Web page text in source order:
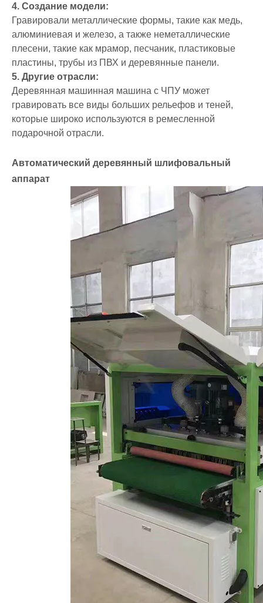
4. Создание модели:
Гравировали металлические формы, такие как медь,
алюминиевая и железо, а также неметаллические
плесени, такие как мрамор, песчаник, пластиковые
пластины, трубы из ПВХ и деревянные панели.
5. Другие отрасли:
Деревянная машинная машина с ЧПУ может
гравировать все виды больших рельефов и теней,
которые широко используются в ремесленной
подарочной отрасли.
Автоматический деревянный шлифовальный
аппарат